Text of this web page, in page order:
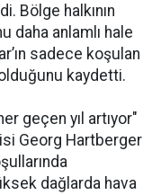
Bölge halkının
daha anlamlı hale
sadece koşulan
kaydetti.
geçen yıl artıyor"
Georg Hartberger
dağlarda hava